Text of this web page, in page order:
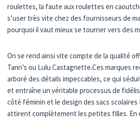
roulettes, la faute aux roulettes en
s’user très vite chez des fournisseurs de
pourquoi il vaut mieux se tourner vers des
On se rend ainsi vite compte de la qualité
Tann’s ou Lulu Castagnette.Ces marques
arboré des détails impeccables, ce qui
et entraîne un véritable processus de
côté féminin et le design des sacs
attirent complètement les petites filles. En